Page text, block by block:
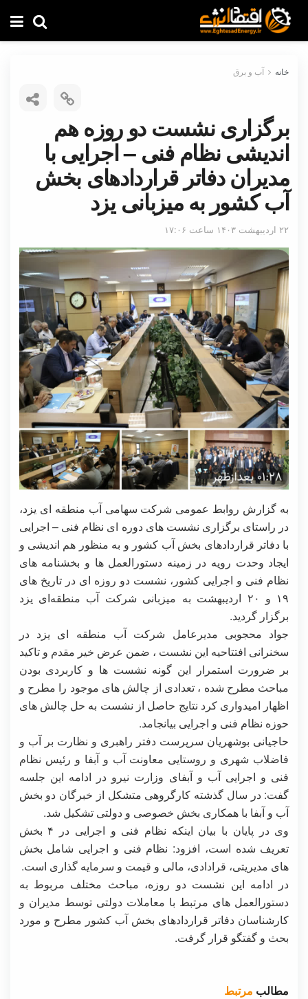
خانه آب و برق
برگزاری نشست دو روزه هم
اندیشی نظام فنی – اجرایی با
مدیران دفاتر قراردادهای بخش
آب کشور به میزبانی یزد
۲۲ اردیبهشت ۱۴۰۳ ساعت ۱۷:۰۶
به گزارش روابط عمومی شرکت سهامی آب منطقه ای یزد،
در راستای برگزاری نشست های دوره ای نظام فنی – اجرایی
با دفاتر قراردادهای بخش آب کشور و به منظور هم اندیشی و
ایجاد وحدت رویه در زمینه دستورالعمل ها و بخشنامه های
نظام فنی و اجرایی کشور، نشست دو روزه ای در تاریخ های
۱۹ و ۲۰ اردیبهشت به میزبانی شرکت آب منطقه‌ای یزد
برگزار گردید.
جواد محجوبی مدیرعامل شرکت آب منطقه ای یزد در
سخنرانی افتتاحیه این نشست ، ضمن عرض خیر مقدم و تاکید
بر ضرورت استمرار این گونه نشست ها و کاربردی بودن
مباحث مطرح شده ، تعدادی از چالش های موجود را مطرح و
اظهار امیدواری کرد نتایج حاصل از نشست به حل چالش های
حوزه نظام فنی و اجرایی بیانجامد.
حاجیانی بوشهریان سرپرست دفتر راهبری و نظارت بر آب و
فاضلاب شهری و روستایی معاونت آب و آبفا و رئیس نظام
فنی و اجرایی آب و آبفای وزارت نیرو در ادامه این جلسه
گفت: در سال گذشته کارگروهی متشکل از خبرگان دو بخش
آب و آبفا با همکاری بخش خصوصی و دولتی تشکیل شد.
وی در پایان با بیان اینکه نظام فنی و اجرایی در ۴ بخش
تعریف شده است، افزود: نظام فنی و اجرایی شامل بخش
های مدیریتی، قرادادی، مالی و قیمت و سرمایه گذاری است.
در ادامه این نشست دو روزه، مباحث مختلف مربوط به
دستورالعمل های مرتبط با معاملات دولتی توسط مدیران و
کارشناسان دفاتر قراردادهای بخش آب کشور مطرح و مورد
بحث و گفتگو قرار گرفت.
مطالب مرتبط